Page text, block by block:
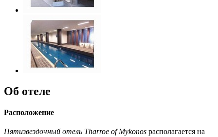
Об отеле
Расположение
Пятизвездочный отель Tharroe of Mykonos располагается на